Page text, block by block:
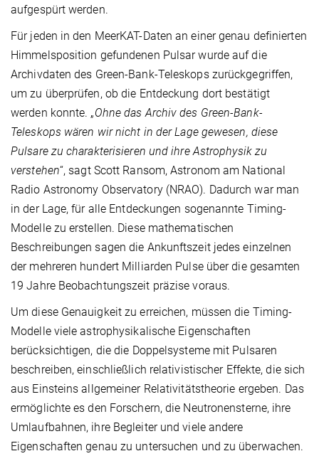
aufgespürt werden.
Für jeden in den MeerKAT-Daten an einer genau definierten
Himmelsposition gefundenen Pulsar wurde auf die
Archivdaten des Green-Bank-Teleskops zurückgegriffen,
um zu überprüfen, ob die Entdeckung dort bestätigt
werden konnte. „Ohne das Archiv des Green-Bank-
Teleskops wären wir nicht in der Lage gewesen, diese
Pulsare zu charakterisieren und ihre Astrophysik zu
verstehen“, sagt Scott Ransom, Astronom am National
Radio Astronomy Observatory (NRAO). Dadurch war man
in der Lage, für alle Entdeckungen sogenannte Timing-
Modelle zu erstellen. Diese mathematischen
Beschreibungen sagen die Ankunftszeit jedes einzelnen
der mehreren hundert Milliarden Pulse über die gesamten
19 Jahre Beobachtungszeit präzise voraus.
Um diese Genauigkeit zu erreichen, müssen die Timing-
Modelle viele astrophysikalische Eigenschaften
berücksichtigen, die die Doppelsysteme mit Pulsaren
beschreiben, einschließlich relativistischer Effekte, die sich
aus Einsteins allgemeiner Relativitätstheorie ergeben. Das
ermöglichte es den Forschern, die Neutronensterne, ihre
Umlaufbahnen, ihre Begleiter und viele andere
Eigenschaften genau zu untersuchen und zu überwachen.